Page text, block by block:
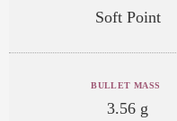
Soft Point
BULLET MASS
3.56 g